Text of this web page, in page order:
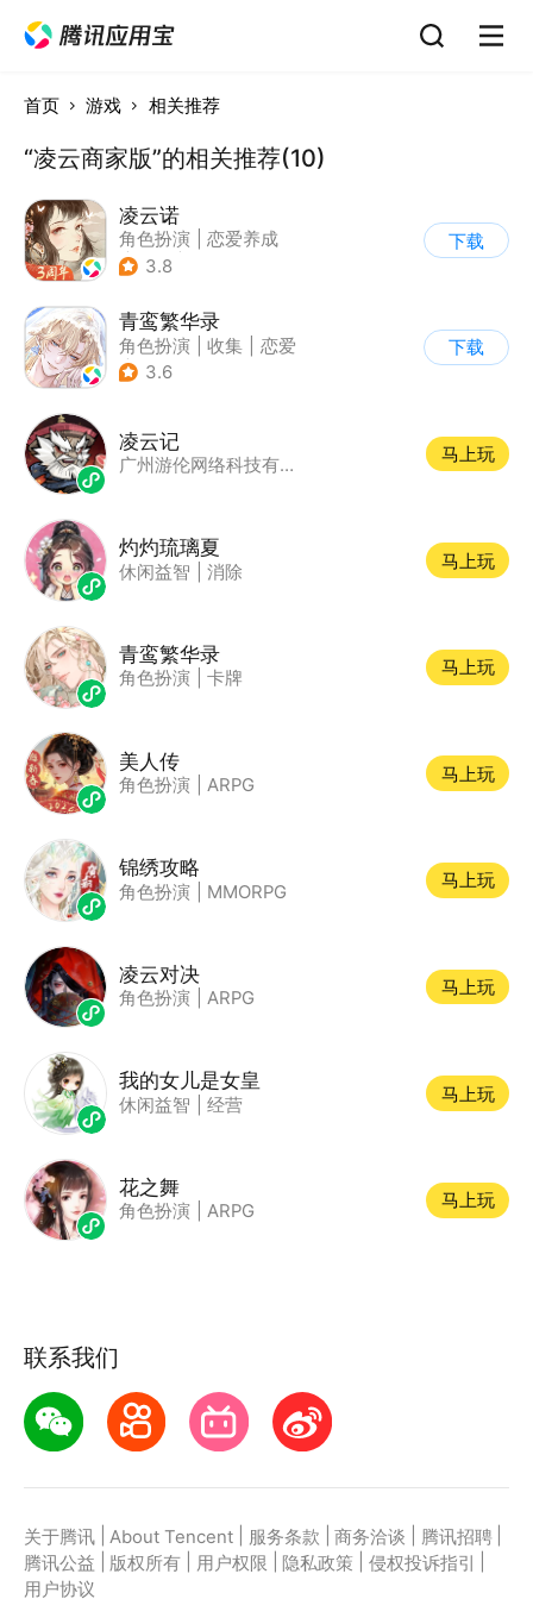
首页 游戏 相关推荐
“凌云商家版”的相关推荐(10)
凌云诺
角色扮演
恋爱养成
| 恋爱
3.8
下载
青鸾繁华录
角色扮演 收集
恋爱
| 剧情
3.6
下载
凌云记
广州游伦网络科技有限公司
马上玩
灼灼琉璃夏
休闲益智 消除
马上玩
青鸾繁华录
角色扮演 卡牌
马上玩
美人传
角色扮演 ARPG
马上玩
锦绣攻略
角色扮演 MMORPG
马上玩
凌云对决
角色扮演 ARPG
马上玩
我的女儿是女皇
休闲益智 经营
马上玩
花之舞
角色扮演 ARPG
马上玩
联系我们
关于腾讯 About Tencent 服务条款 商务洽谈 腾讯招聘
腾讯公益
版权所有 用户权限 隐私政策 侵权投诉指引
用户协议